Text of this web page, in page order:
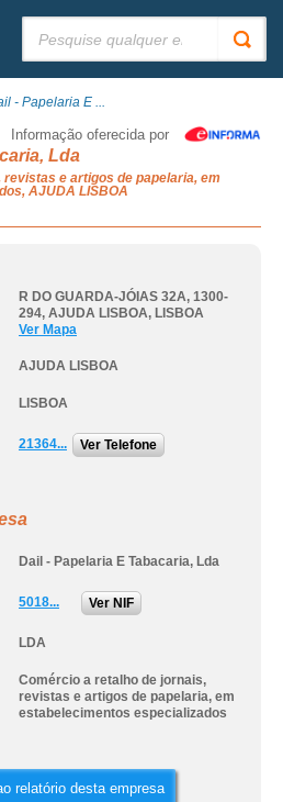
- Papelaria E ...
Informação oferecida por
Lda
e artigos de papelaria, em
AJUDA LISBOA
R DO GUARDA-JÓIAS 32A, 1300-
294, AJUDA LISBOA, LISBOA
Ver Mapa
AJUDA LISBOA
LISBOA
21364... Ver Telefone
Dail - Papelaria E Tabacaria, Lda
5018... Ver NIF
LDA
Comércio a retalho de jornais,
revistas e artigos de papelaria, em
estabelecimentos especializados
relatório desta empresa